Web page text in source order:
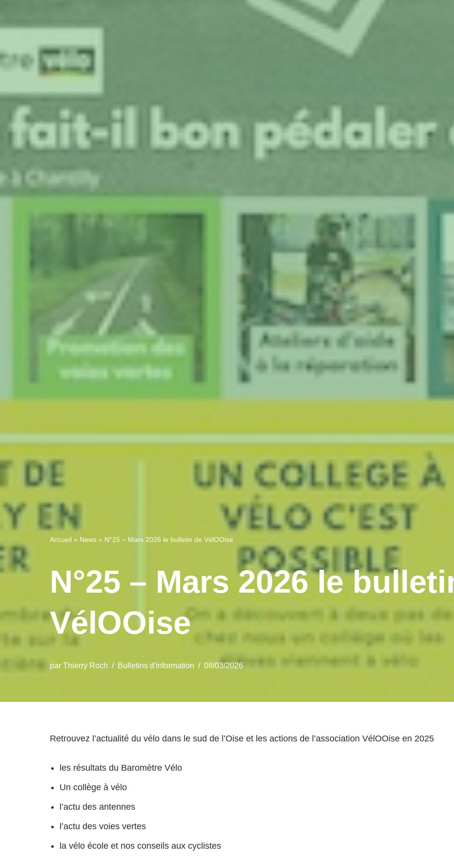
Accueil » News » N°25 – Mars 2026 le bulletin de VélOOise
N°25 – Mars 2026 le
VélOOise
par Thierry Roch Bulletins d'information 08/03/2026
Retrouvez l’actualité du vélo dans le sud de l’Oise et les actions de l’association VélOOise en 2025
les résultats du Baromètre Vélo
Un collège à vélo
l’actu des antennes
l’actu des voies vertes
la vélo école et nos conseils aux cyclistes